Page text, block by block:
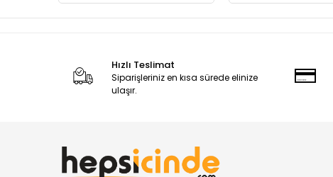
Hızlı Teslimat
Siparişleriniz en kısa sürede elinize
ulaşır.